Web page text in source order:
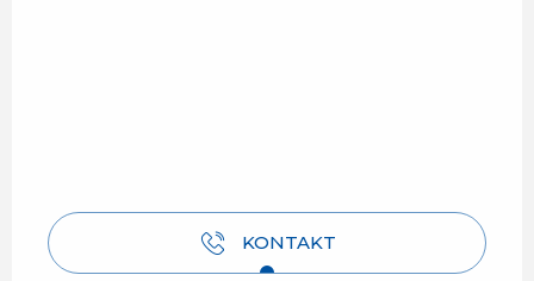
KONTAKT